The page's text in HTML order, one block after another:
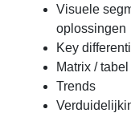
Visuele
oplossingen
Key
Matrix /
Trends